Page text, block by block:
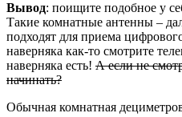
Вывод: поищите подобное у
Такие комнатные антенны –
подходят для приема
наверняка как-то смотрите
наверняка есть! А если не
начинать?
Обычная комнатная